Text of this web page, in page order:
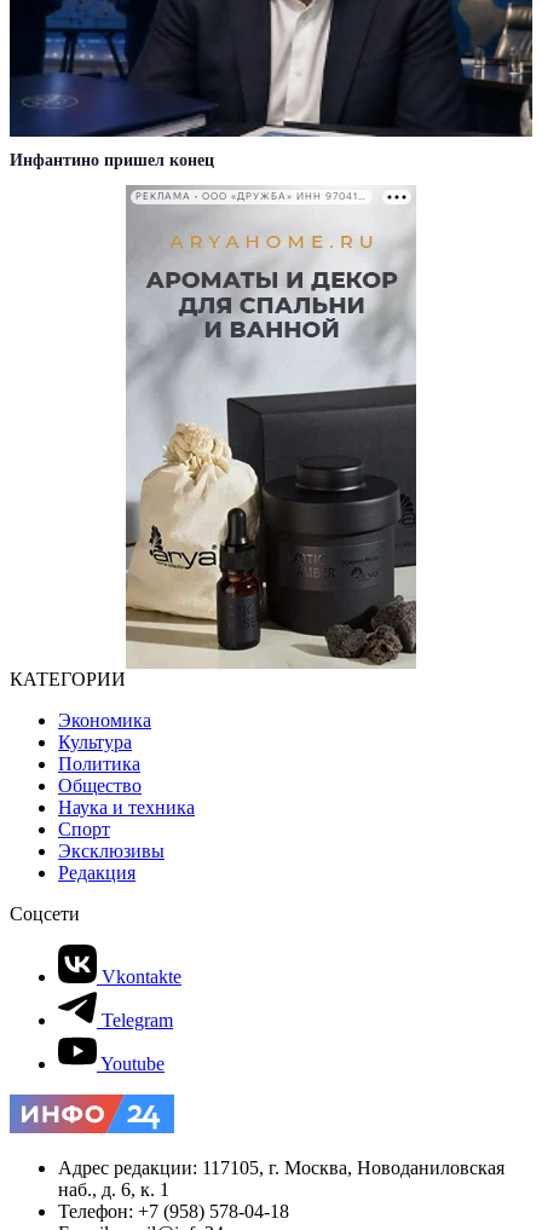
Инфантино пришел конец
РЕКЛАМА • ООО «ДРУЖБА» ИНН 9704146411
КАТЕГОРИИ
Экономика
Культура
Политика
Общество
Наука и техника
Спорт
Эксклюзивы
Редакция
Соцсети
Vkontakte
Telegram
Youtube
Адрес редакции: 117105, г. Москва, Новоданиловская
наб., д. 6, к. 1
Телефон: +7 (958) 578-04-18